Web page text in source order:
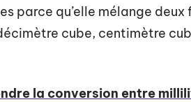
parce qu’elle mélange deux
cube, centimètre
la conversion entre